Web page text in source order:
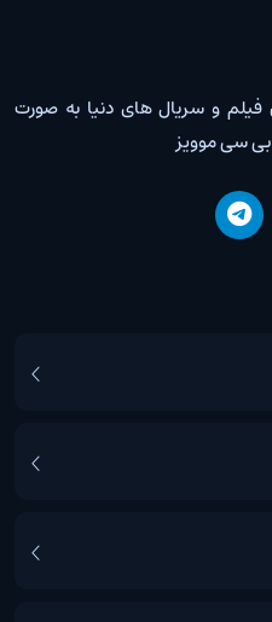
فیلم و سریال های دنیا به صورت
سی موویز